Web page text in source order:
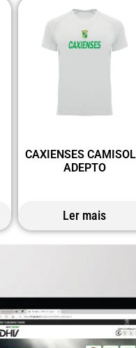
CAXIENSES
ADEPTO
Ler mais